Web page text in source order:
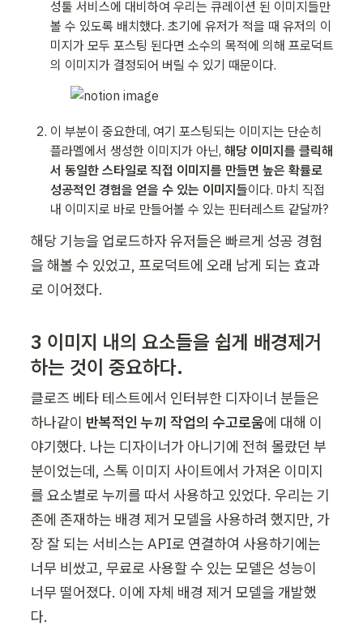
성툴 서비스에 대비하여 우리는 큐레이션 된 이미지들만
볼 수 있도록 배치했다. 초기에 유저가 적을 때 유저의 이
미지가 모두 포스팅 된다면 소수의 목적에 의해 프로덕트
의 이미지가 결정되어 버릴 수 있기 때문이다.
이 부분이 중요한데, 여기 포스팅되는 이미지는 단순히
플라멜에서 생성한 이미지가 아닌, 해당 이미지를 클릭해
서 동일한 스타일로 직접 이미지를 만들면 높은 확률로
성공적인 경험을 얻을 수 있는 이미지들이다. 마치 직접
내 이미지로 바로 만들어볼 수 있는 핀터레스트 같달까?
해당 기능을 업로드하자 유저들은 빠르게 성공 경험
을 해볼 수 있었고, 프로덕트에 오래 남게 되는 효과
로 이어졌다.
3 이미지 내의 요소들을 쉽게 배경제거
하는 것이 중요하다.
클로즈 베타 테스트에서 인터뷰한 디자이너 분들은
하나같이 반복적인 누끼 작업의 수고로움에 대해 이
야기했다. 나는 디자이너가 아니기에 전혀 몰랐던 부
분이었는데, 스톡 이미지 사이트에서 가져온 이미지
를 요소별로 누끼를 따서 사용하고 있었다. 우리는 기
존에 존재하는 배경 제거 모델을 사용하려 했지만, 가
장 잘 되는 서비스는 API로 연결하여 사용하기에는
너무 비쌌고, 무료로 사용할 수 있는 모델은 성능이
너무 떨어졌다. 이에 자체 배경 제거 모델을 개발했
다.